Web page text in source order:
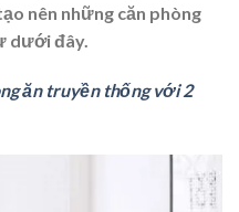
nên những căn phòng
dưới đây.
ăn truyền thống với 2